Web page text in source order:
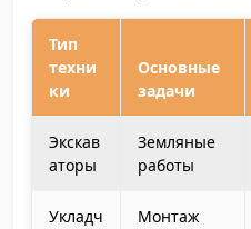
Тип
техни
ки
Основные
задачи
Экскав
аторы
Земляные
работы
Укладч
Монтаж